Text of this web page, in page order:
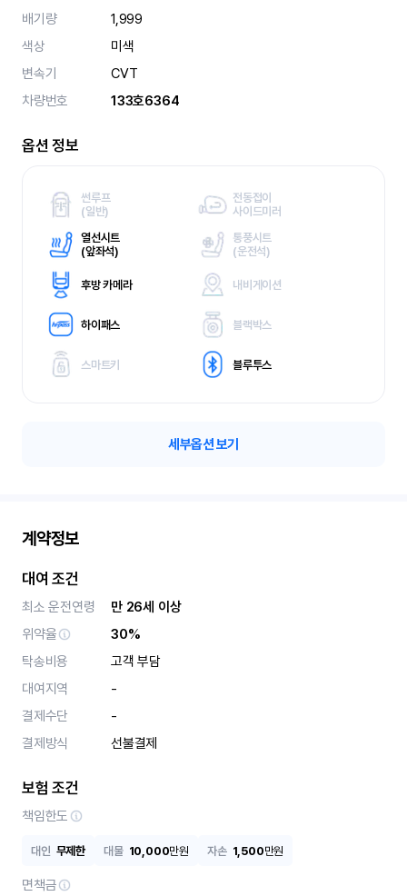
배기량
1,999
색상
미색
변속기
CVT
차량번호
133호6364
옵션 정보
썬루프
(일반)
전동접이
사이드미러
열선시트
(앞좌석)
통풍시트
(운전석)
후방 카메라 내비게이션
하이패스 블랙박스
스마트키 블루투스
세부옵션 보기
계약정보
대여 조건
최소 운전연령
만 26세 이상
위약율
30%
탁송비용
고객 부담
대여지역
-
결제수단
-
결제방식
선불결제
보험 조건
책임한도
대인 무제한 대물 10,000만원 자손 1,500만원
면책금